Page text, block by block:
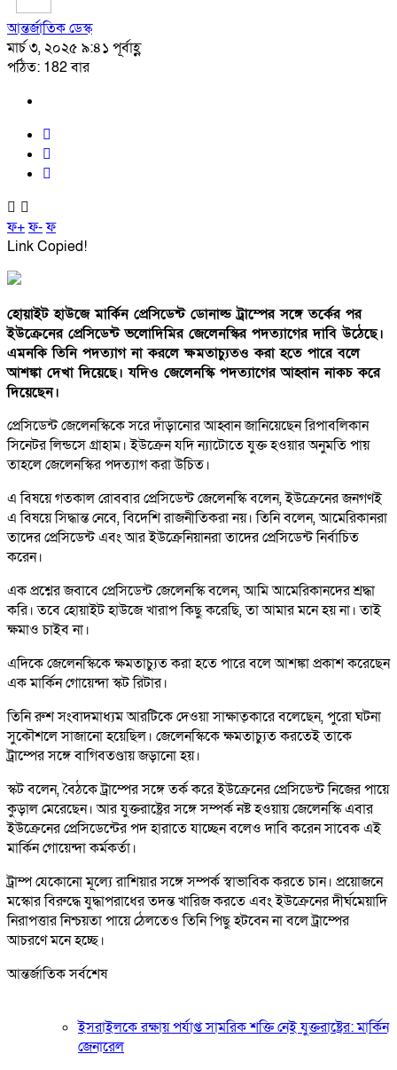
আন্তর্জাতিক ডেস্ক
মার্চ ৩, ২০২৫ ৯:৪১ পূর্বাহ্ণ
পঠিত: 182 বার
ফ+ফ-ফ
Link Copied!
হোয়াইট হাউজে মার্কিন প্রেসিডেন্ট ডোনাল্ড ট্রাম্পের সঙ্গে তর্কের পর
ইউক্রেনের প্রেসিডেন্ট ভলোদিমির জেলেনস্কির পদত্যাগের দাবি উঠেছে।
এমনকি তিনি পদত্যাগ না করলে ক্ষমতাচ্যুতও করা হতে পারে বলে
আশঙ্কা দেখা দিয়েছে। যদিও জেলেনস্কি পদত্যাগের আহ্বান নাকচ করে
দিয়েছেন।
প্রেসিডেন্ট জেলেনস্কিকে সরে দাঁড়ানোর আহ্বান জানিয়েছেন রিপাবলিকান
সিনেটর লিন্ডসে গ্রাহাম। ইউক্রেন যদি ন্যাটোতে যুক্ত হওয়ার অনুমতি পায়
তাহলে জেলেনস্কির পদত্যাগ করা উচিত।
এ বিষয়ে গতকাল রোববার প্রেসিডেন্ট জেলেনস্কি বলেন, ইউক্রেনের জনগণই
এ বিষয়ে সিদ্ধান্ত নেবে, বিদেশি রাজনীতিকরা নয়। তিনি বলেন, আমেরিকানরা
তাদের প্রেসিডেন্ট এবং আর ইউক্রেনিয়ানরা তাদের প্রেসিডেন্ট নির্বাচিত
করেন।
এক প্রশ্নের জবাবে প্রেসিডেন্ট জেলেনস্কি বলেন, আমি আমেরিকানদের শ্রদ্ধা
করি। তবে হোয়াইট হাউজে খারাপ কিছু করেছি, তা আমার মনে হয় না। তাই
ক্ষমাও চাইব না।
এদিকে জেলেনস্কিকে ক্ষমতাচ্যুত করা হতে পারে বলে আশঙ্কা প্রকাশ করেছেন
এক মার্কিন গোয়েন্দা স্কট রিটার।
তিনি রুশ সংবাদমাধ্যম আরটিকে দেওয়া সাক্ষাত্কারে বলেছেন, পুরো ঘটনা
সুকৌশলে সাজানো হয়েছিল। জেলেনস্কিকে ক্ষমতাচ্যুত করতেই তাকে
ট্রাম্পের সঙ্গে বাগিবতণ্ডায় জড়ানো হয়।
স্কট বলেন, বৈঠকে ট্রাম্পের সঙ্গে তর্ক করে ইউক্রেনের প্রেসিডেন্ট নিজের পায়ে
কুড়াল মেরেছেন। আর যুক্তরাষ্ট্রের সঙ্গে সম্পর্ক নষ্ট হওয়ায় জেলেনস্কি এবার
ইউক্রেনের প্রেসিডেন্টের পদ হারাতে যাচ্ছেন বলেও দাবি করেন সাবেক এই
মার্কিন গোয়েন্দা কর্মকর্তা।
ট্রাম্প যেকোনো মূল্যে রাশিয়ার সঙ্গে সম্পর্ক স্বাভাবিক করতে চান। প্রয়োজনে
মস্কোর বিরুদ্ধে যুদ্ধাপরাধের তদন্ত খারিজ করতে এবং ইউক্রেনের দীর্ঘমেয়াদি
নিরাপত্তার নিশ্চয়তা পায়ে ঠেলতেও তিনি পিছু হটবেন না বলে ট্রাম্পের
আচরণে মনে হচ্ছে।
আন্তর্জাতিক সর্বশেষ
ইসরাইলকে রক্ষায় পর্যাপ্ত সামরিক শক্তি নেই যুক্তরাষ্ট্রের: মার্কিন
জেনারেল